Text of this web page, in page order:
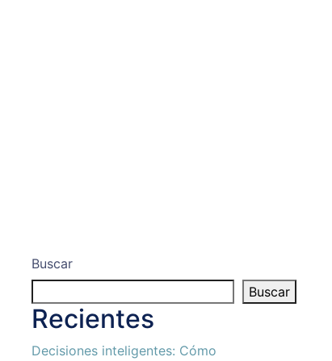
Buscar
Buscar
Recientes
Decisiones inteligentes: Cómo